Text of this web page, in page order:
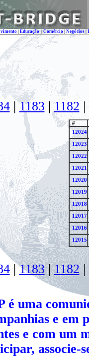
Educação| Comércio Negócios |
|1183 |1182|
#
12024
12023
12022
12021
12020
12019
12018
12017
12016
12015
|1183|1182|
é uma
e em
e com um
associe-